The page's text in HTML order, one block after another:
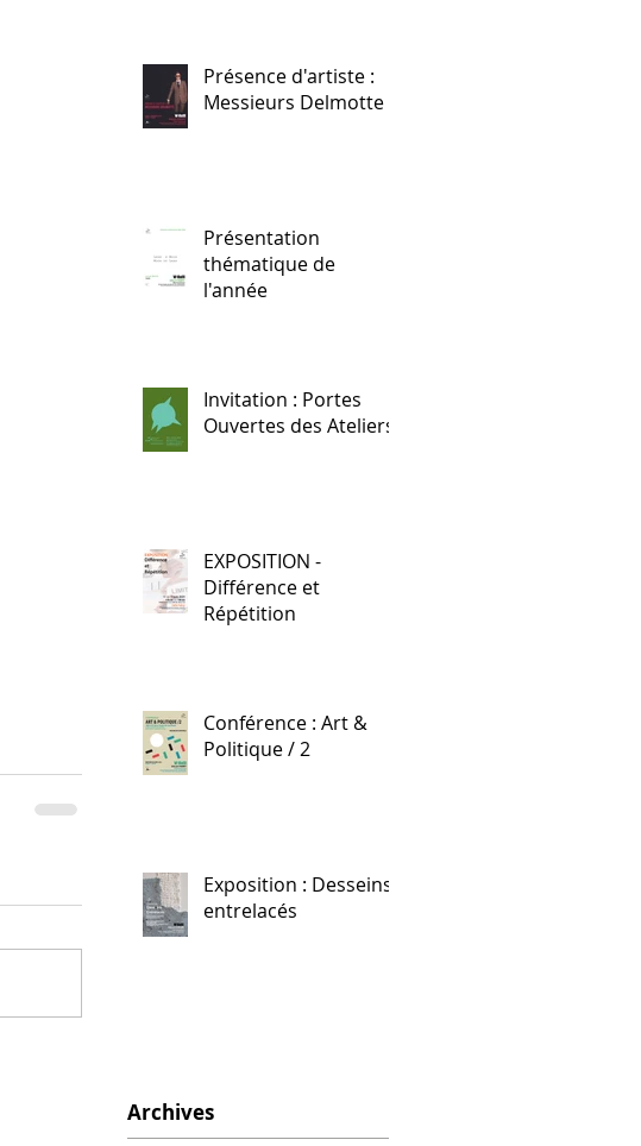
Présence d'artiste :
Messieurs Delmotte
Présentation
thématique de
l'année
Invitation : Portes
Ouvertes des Ateliers
EXPOSITION -
Différence et
Répétition
Conférence : Art &
Politique / 2
Exposition : Desseins
entrelacés
Archives